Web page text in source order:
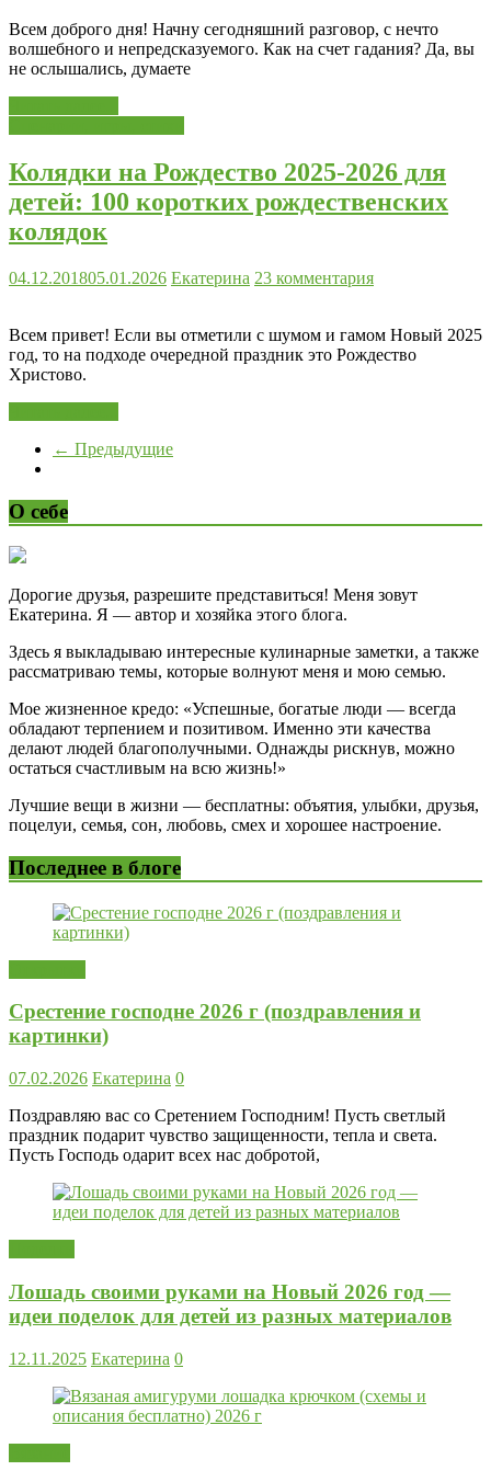
Всем доброго дня! Начну сегодняшний разговор, с нечто
волшебного и непредсказуемого. Как на счет гадания? Да, вы
не ослышались, думаете
Колядки на Рождество 2025-2026 для
детей: 100 коротких рождественских
колядок
04.12.201805.01.2026 Екатерина 23 комментария
Всем привет! Если вы отметили с шумом и гамом Новый 2025
год, то на подходе очередной праздник это Рождество
Христово.
← Предыдущие
О себе
Дорогие друзья, разрешите представиться! Меня зовут
Екатерина. Я — автор и хозяйка этого блога.
Здесь я выкладываю интересные кулинарные заметки, а также
рассматриваю темы, которые волнуют меня и мою семью.
Мое жизненное кредо: «Успешные, богатые люди — всегда
обладают терпением и позитивом. Именно эти качества
делают людей благополучными. Однажды рискнув, можно
остаться счастливым на всю жизнь!»
Лучшие вещи в жизни — бесплатны: объятия, улыбки, друзья,
поцелуи, семья, сон, любовь, смех и хорошее настроение.
Последнее в блоге
Срестение господне 2026 г (поздравления и
картинки)
07.02.2026 Екатерина 0
Поздравляю вас со Сретением Господним! Пусть светлый
праздник подарит чувство защищенности, тепла и света.
Пусть Господь одарит всех нас добротой,
Лошадь своими руками на Новый 2026 год —
идеи поделок для детей из разных материалов
12.11.2025 Екатерина 0